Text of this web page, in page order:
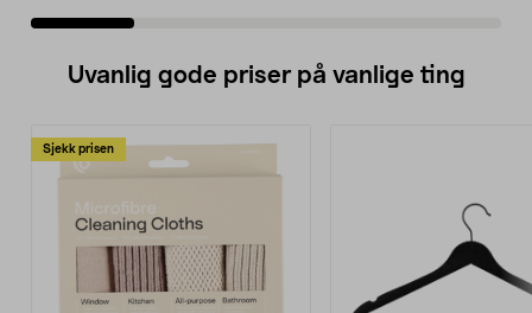
Uvanlig gode priser på vanlige ting
Sjekk prisen